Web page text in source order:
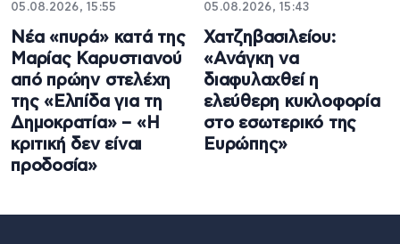
05.08.2026, 15:55
Νέα «πυρά» κατά της
Μαρίας Καρυστιανού
από πρώην στελέχη
της «Ελπίδα για τη
Δημοκρατία» – «Η
κριτική δεν είναι
προδοσία»
05.08.2026, 15:43
Χατζηβασιλείου:
«Ανάγκη να
διαφυλαχθεί η
ελεύθερη κυκλοφορία
στο εσωτερικό της
Ευρώπης»